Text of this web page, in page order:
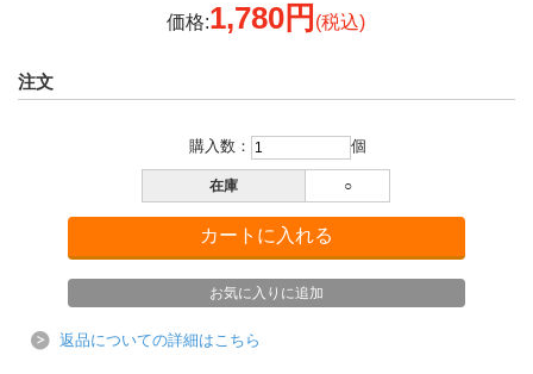
価格:1,780円 (税込)
注文
購入数： 個
在庫 ○
返品についての詳細はこちら